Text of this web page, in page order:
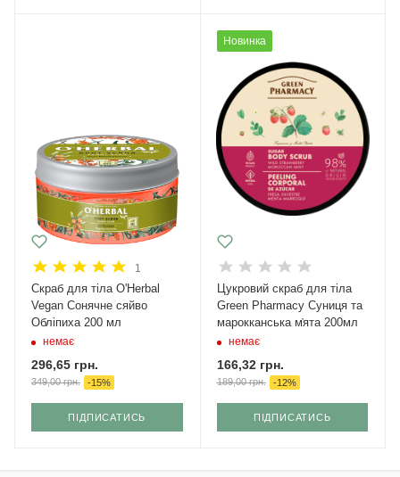
1
Скраб для тіла O'Herbal
Vegan Сонячне сяйво
Обліпиха 200 мл
немає
296,65 грн.
349,00грн. -15%
ПІДПИСАТИСЬ
Новинка
Цукровий скраб для тіла
Green Pharmacy Суниця та
марокканська м҆ята 200мл
немає
166,32грн.
189,00грн. -12%
ПІДПИСАТИСЬ